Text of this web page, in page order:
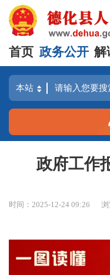
首页 政务公开 解
政府工作
时间：2025-12-24 09:26